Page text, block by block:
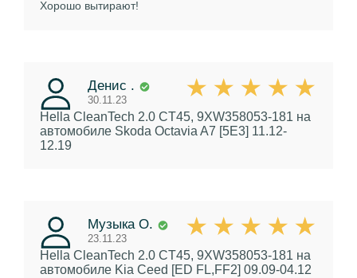
Хорошо вытирают!
Денис .
30.11.23
Hella CleanTech 2.0 CT45, 9XW358053-181 на
автомобиле Skoda Octavia A7 [5E3] 11.12-
12.19
Музыка О.
23.11.23
Hella CleanTech 2.0 CT45, 9XW358053-181 на
автомобиле Kia Ceed [ED FL,FF2] 09.09-04.12